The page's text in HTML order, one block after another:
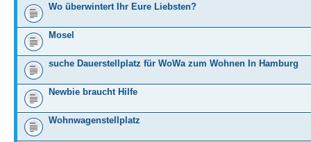
Wo überwintert Ihr Eure Liebsten?
Mosel
suche Dauerstellplatz für WoWa zum Wohnen In Hamburg
Newbie braucht Hilfe
Wohnwagenstellplatz